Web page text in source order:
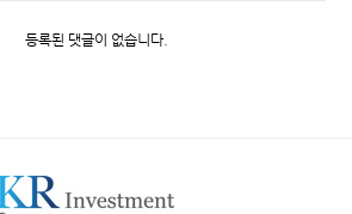
등록된 댓글이 없습니다.